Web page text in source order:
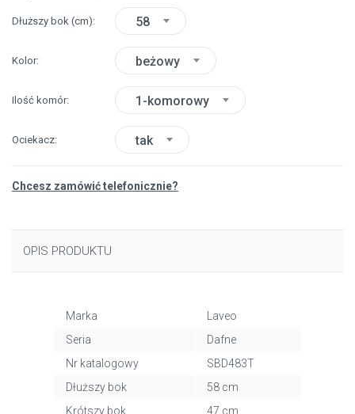
Dłuższy bok (cm) 58
Kolor beżowy
Ilość komór 1-komorowy
Ociekacz tak
Chcesz zamówić telefonicznie?
OPIS PRODUKTU
Marka
Laveo
Seria
Dafne
Nr katalogowy
SBD483T
Dłuższy bok
58 cm
Krótszy bok
47 cm